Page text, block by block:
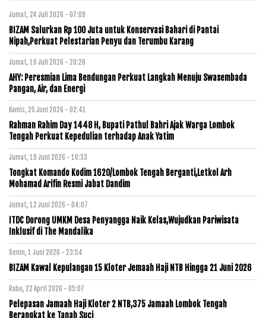
Jumat, 24 Juli 2026 - 07:09
BIZAM Salurkan Rp 100 Juta untuk Konservasi Bahari di Pantai
Nipah,Perkuat Pelestarian Penyu dan Terumbu Karang
Jumat, 10 Juli 2026 - 20:28
AHY: Peresmian Lima Bendungan Perkuat Langkah Menuju Swasembada
Pangan, Air, dan Energi
Kamis, 25 Juni 2026 - 02:41
Rahman Rahim Day 1448 H, Bupati Pathul Bahri Ajak Warga Lombok
Tengah Perkuat Kepedulian terhadap Anak Yatim
Jumat, 19 Juni 2026 - 10:33
Tongkat Komando Kodim 1620/Lombok Tengah Berganti,Letkol Arh
Mohamad Arifin Resmi Jabat Dandim
Jumat, 12 Juni 2026 - 04:07
ITDC Dorong UMKM Desa Penyangga Naik Kelas,Wujudkan Pariwisata
Inklusif di The Mandalika
Senin, 1 Juni 2026 - 23:54
BIZAM Kawal Kepulangan 15 Kloter Jemaah Haji NTB Hingga 21 Juni 2026
Rabu, 22 April 2026 - 05:07
Pelepasan Jamaah Haji Kloter 2 NTB,375 Jamaah Lombok Tengah
Berangkat ke Tanah Suci